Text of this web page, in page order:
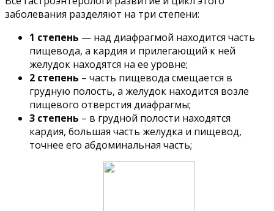
заболевания разделяют на три степени:
1 степень — над диафрагмой находится часть
пищевода, а кардия и прилегающий к ней
желудок находятся на ее уровне;
2 степень – часть пищевода смещается в
грудную полость, а желудок находится возле
пищевого отверстия диафрагмы;
3 степень – в грудной полости находятся
кардия, большая часть желудка и пищевод,
точнее его абдоминальная часть;